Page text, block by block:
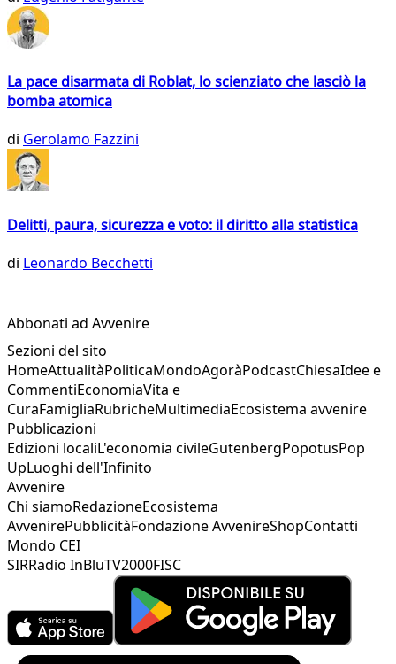
La pace disarmata di Roblat, lo scienziato che lasciò la
bomba atomica
di Gerolamo Fazzini
Delitti, paura, sicurezza e voto: il diritto alla statistica
di Leonardo Becchetti
Abbonati ad Avvenire
Sezioni del sito
HomeAttualitàPoliticaMondoAgoràPodcastChiesaIdee e
CommentiEconomiaVita e
CuraFamigliaRubricheMultimediaEcosistema avvenire
Pubblicazioni
Edizioni localiL'economia civileGutenbergPopotusPop
UpLuoghi dell'Infinito
Avvenire
Chi siamoRedazioneEcosistema
AvvenirePubblicitàFondazione AvvenireShopContatti
Mondo CEI
SIRRadio InBluTV2000FISC